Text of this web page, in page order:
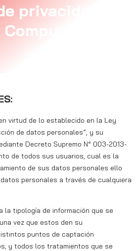
privacidad de
S.A.C
virtud de lo establecido en la Ley
de datos personales”, y su
Decreto Supremo N° 003-2013-
de todos sus usuarios, cual es la
de sus datos personales ello
personales a través de cualquiera
la tipología de información que se
vez que estos den su
puntos de captación
y todos los tratamientos que se